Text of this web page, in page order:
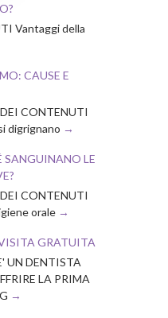
Vantaggi della
CAUSE E
CONTENUTI
digrignano
SANGUINANO LE
CONTENUTI
orale
GRATUITA
UN DENTISTA
LA PRIMA